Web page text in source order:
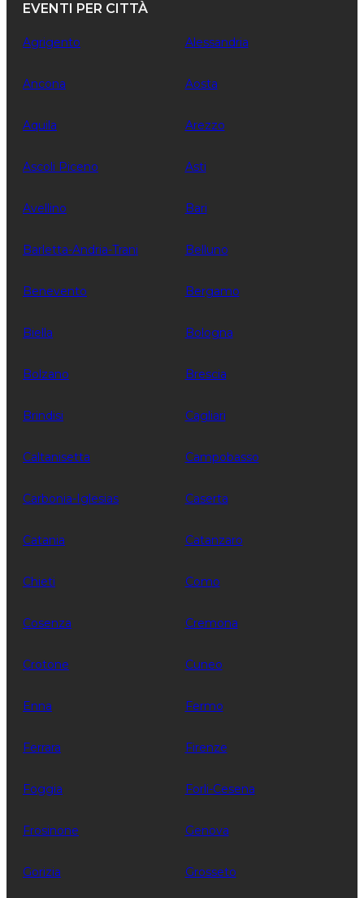
EVENTI PER CITTÀ
Agrigento Alessandria
Ancona Aosta
Aquila Arezzo
Ascoli Piceno Asti
Avellino Bari
Barletta-Andria-Trani Belluno
Benevento Bergamo
Biella Bologna
Bolzano Brescia
Brindisi Cagliari
Caltanisetta Campobasso
Carbonia-Iglesias Caserta
Catania Catanzaro
Chieti Como
Cosenza Cremona
Crotone Cuneo
Enna Fermo
Ferrara Firenze
Foggia Forli-Cesena
Frosinone Genova
Gorizia Grosseto